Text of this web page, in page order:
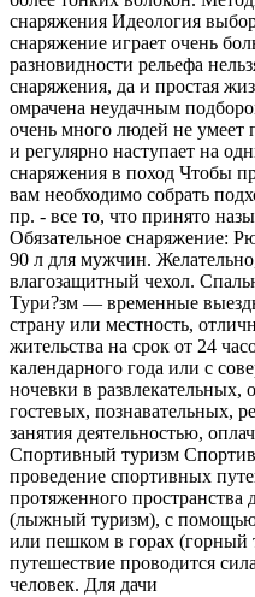
снаряжения Идеология
снаряжение играет очень
разновидности рельефа
снаряжения, да и простая
омрачена неудачным
очень много людей не умеет
и регулярно наступает на
снаряжения в поход Чтобы
вам необходимо собрать
пр. - все то, что принято
Обязательное снаряжение:
90 л для мужчин.
влагозащитный чехол.
Тури?зм — временные
страну или местность,
жительства на срок от 24
календарного года или с
ночевки в развлекательных,
гостевых, познавательных,
занятия деятельностью,
Спортивный туризм
проведение спортивных
протяженного
(лыжный туризм), с помощью
или пешком в горах (горный
путешествие проводится
человек. Для дачи